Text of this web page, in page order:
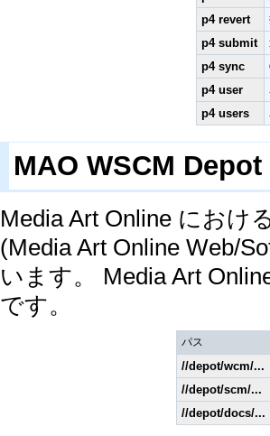
p4 revert
p4 submit
p4 sync
p4 user
p4 users
MAO WSCM
Media Art Online におけ
(Media Art Online Web/
います。 Media Art
です。
パス
//depot/wcm/...
//depot/scm/...
//depot/docs/...